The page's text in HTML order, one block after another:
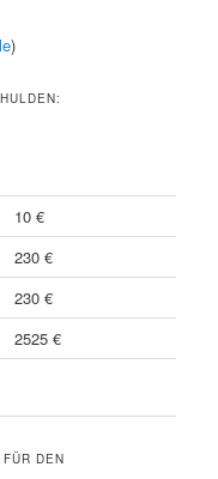
)
10 €
230 €
230 €
2525 €
DEN